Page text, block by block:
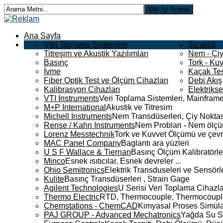
Ana Sayfa
Veri Toplama Sistemleri
Titreşim ve Akustik Yazılımları
Basınç
İvme
Fiber Optik Test ve Ölçüm Cihazları
Kalibrasyon Cihazları
Sıcaklık
Nem -
Tork -
Kaçak
Debi Akış
VTI InstrumentsVeri Toplama Sistemleri,
M+P International Akustik ve Titresim
Michell InstrumentsNem Transdüserleri, Çiy
Rense / Kahn InstrumentsNem Problari - Nem
Lorenz MesstechnikTork ve Kuvvet Ölçümü ve
MAC Panel CompanyBaglantı ara yüzleri
U S F Wallace & TiernanBasınç Ölçüm
MincoEsnek ısıtıcılar, Esnek devreler ...
Ohio SemitronicsElektrik Transduseleri ve
KuliteBasınç Transdüserleri , Strain Gage
Agilent TechnologiesU Serisi Veri Toplama
Thermo ElectricRTD, Thermocouple,
Chemstations - ChemCADKimyasal Proses
PAJ GROUP - Advanced MechatronicsYağda Su